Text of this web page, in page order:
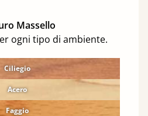
Massello
ogni tipo di ambiente.
Ciliegio
Acero
Faggio